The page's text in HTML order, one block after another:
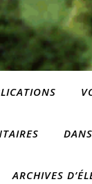
ARCHIVES